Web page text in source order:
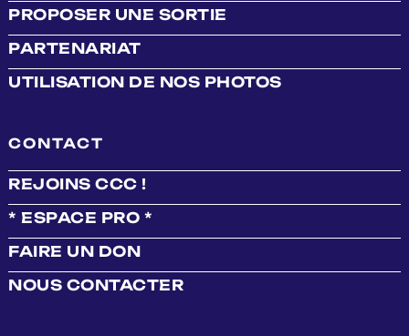
PROPOSER UNE SORTIE
PARTENARIAT
UTILISATION DE NOS PHOTOS
CONTACT
REJOINS CCC !
* ESPACE PRO *
FAIRE UN DON
NOUS CONTACTER